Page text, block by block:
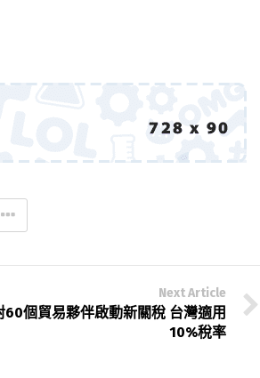
Next Article
60個貿易夥伴啟動新關稅 台灣適用
10%稅率